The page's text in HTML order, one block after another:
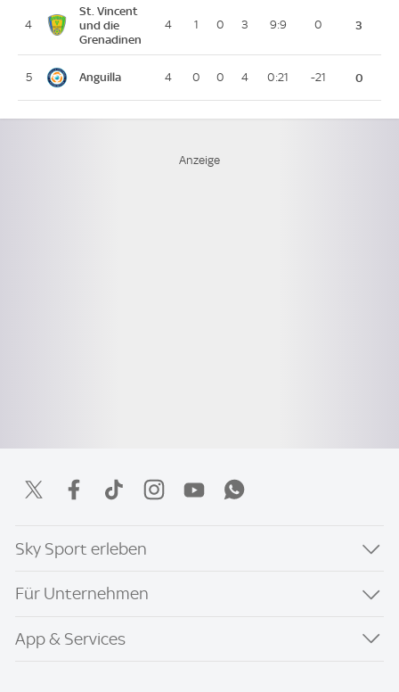
4
St. Vincent
und die
Grenadinen
4 1 0 3 9:9 0 3
5 Anguilla 4 0 0 4 0:21 -21 0
Sky Sport erleben
Für Unternehmen
App & Services